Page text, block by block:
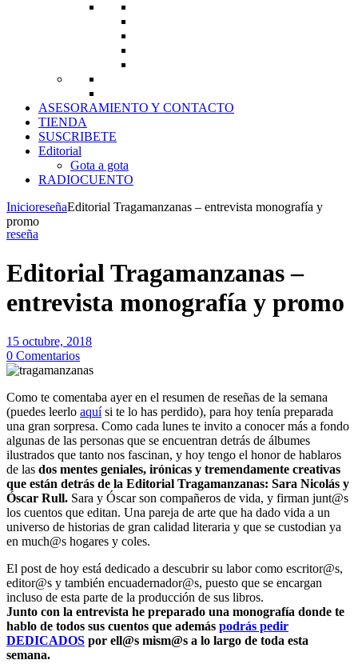
ASESORAMIENTO Y CONTACTO
TIENDA
SUSCRIBETE
Editorial
Gota a gota
RADIOCUENTO
InicioreseñaEditorial Tragamanzanas – entrevista monografía y
promo
reseña
Editorial Tragamanzanas –
entrevista monografía y promo
15 octubre, 2018
0 Comentarios
Como te comentaba ayer en el resumen de reseñas de la semana
(puedes leerlo aquísi te lo has perdido), para hoy tenía preparada
una gran sorpresa. Como cada lunes te invito a conocer más a fondo
algunas de las personas que se encuentran detrás de álbumes
ilustrados que tanto nos fascinan, y hoy tengo el honor de hablaros
de las dos mentes geniales, irónicas y tremendamente creativas
que están detrás de la Editorial Tragamanzanas: Sara Nicolás y
Óscar Rull. Sara y Óscar son compañeros de vida, y firman junt@s
los cuentos que editan. Una pareja de arte que ha dado vida a un
universo de historias de gran calidad literaria y que se custodian ya
en much@s hogares y coles.
El post de hoy está dedicado a descubrir su labor como escritor@s,
editor@s y también encuadernador@s, puesto que se encargan
incluso de esta parte de la producción de sus libros.
Junto con la entrevista he preparado una monografía donde te
hablo de todos sus cuentos que además podrás pedir
DEDICADOS por ell@s mism@s a lo largo de toda esta
semana.